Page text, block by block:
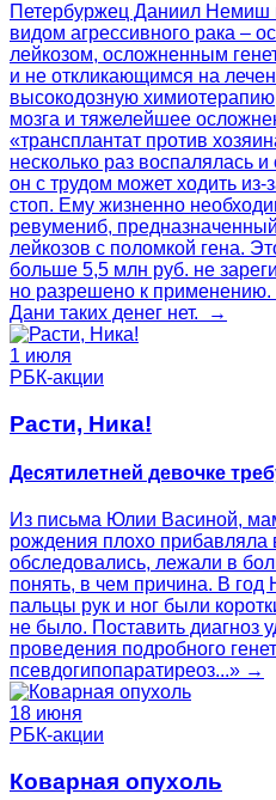
Петербуржец Даниил Немиш
видом агрессивного рака –
лейкозом, осложненным
и не откликающимся на
высокодозную
мозга и тяжелейшее
«трансплантат против
несколько раз воспалялась
он с трудом может ходить из-
стоп. Ему жизненно
ревумениб,
лейкозов с поломкой гена.
больше 5,5 млн руб. не
но разрешено к применению.
Дани таких денег нет. →
1 июля
РБК-акции
Расти, Ника!
Десятилетней девочке
Из письма Юлии Васиной,
рождения плохо прибавляла
обследовались, лежали в
понять, в чем причина. В год
пальцы рук и ног были
не было. Поставить диагноз
проведения подробного
псевдогипопаратиреоз...» →
18 июня
РБК-акции
Коварная опухоль